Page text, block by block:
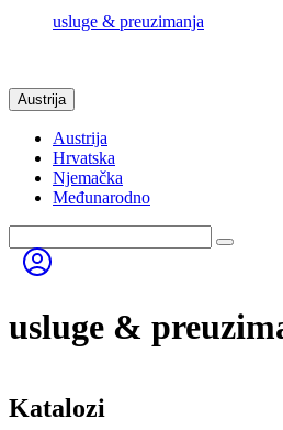
usluge & preuzimanja
Austrija
Austrija
Hrvatska
Njemačka
Međunarodno
usluge &
Katalozi